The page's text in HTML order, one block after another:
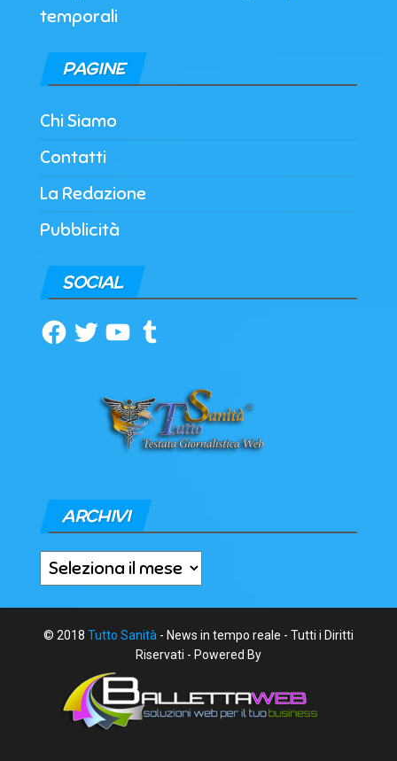
temporali
PAGINE
Chi Siamo
Contatti
La Redazione
Pubblicità
SOCIAL
Facebook
TwitterYouTubeTumblr
ARCHIVI
Archivi
© 2018 Tutto Sanità - News in tempo reale - Tutti i Diritti
Riservati - Powered By